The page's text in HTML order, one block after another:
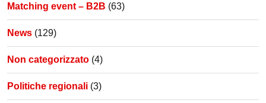
Matching event – B2B (63)
News (129)
Non categorizzato (4)
Politiche regionali (3)